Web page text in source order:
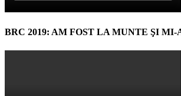
BRC 2019: AM FOST LA MUNTE ŞI MI-